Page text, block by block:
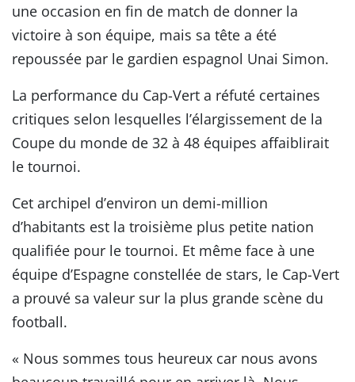
une occasion en fin de match de donner la
victoire à son équipe, mais sa tête a été
repoussée par le gardien espagnol Unai Simon.
La performance du Cap-Vert a réfuté certaines
critiques selon lesquelles l’élargissement de la
Coupe du monde de 32 à 48 équipes affaiblirait
le tournoi.
Cet archipel d’environ un demi-million
d’habitants est la troisième plus petite nation
qualifiée pour le tournoi. Et même face à une
équipe d’Espagne constellée de stars, le Cap-Vert
a prouvé sa valeur sur la plus grande scène du
football.
« Nous sommes tous heureux car nous avons